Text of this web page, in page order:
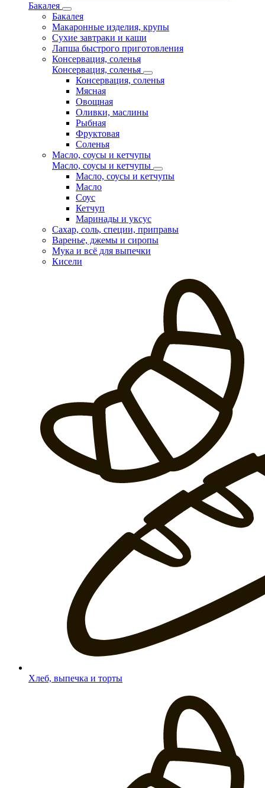
Бакалея
Бакалея
Макаронные изделия, крупы
Сухие завтраки и каши
Лапша быстрого приготовления
Консервация, соленья
Консервация, соленья
Консервация, соленья
Мясная
Овощная
Оливки, маслины
Рыбная
Фруктовая
Соленья
Масло, соусы и кетчупы
Масло, соусы и кетчупы
Масло, соусы и кетчупы
Масло
Соус
Кетчуп
Маринады и уксус
Сахар, соль, специи, приправы
Варенье, джемы и сиропы
Мука и всё для выпечки
Кисели
Хлеб, выпечка и торты